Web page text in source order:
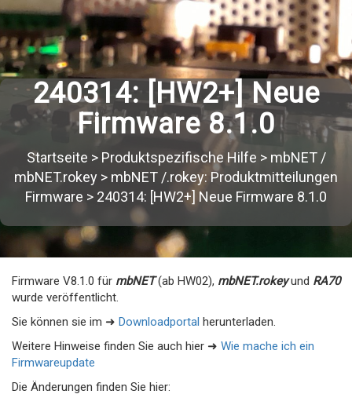
240314: [HW2+] Neue
Firmware 8.1.0
Startseite > Produktspezifische Hilfe > mbNET /
mbNET.rokey > mbNET /.rokey: Produktmitteilungen
Firmware > 240314: [HW2+] Neue Firmware 8.1.0
Firmware V8.1.0 für mbNET(ab HW02), mbNET.rokeyund RA70
wurde veröffentlicht.
Sie können sie im ➜ Downloadportal herunterladen.
Weitere Hinweise finden Sie auch hier ➜ Wie mache ich ein
Firmwareupdate
Die Änderungen finden Sie hier: